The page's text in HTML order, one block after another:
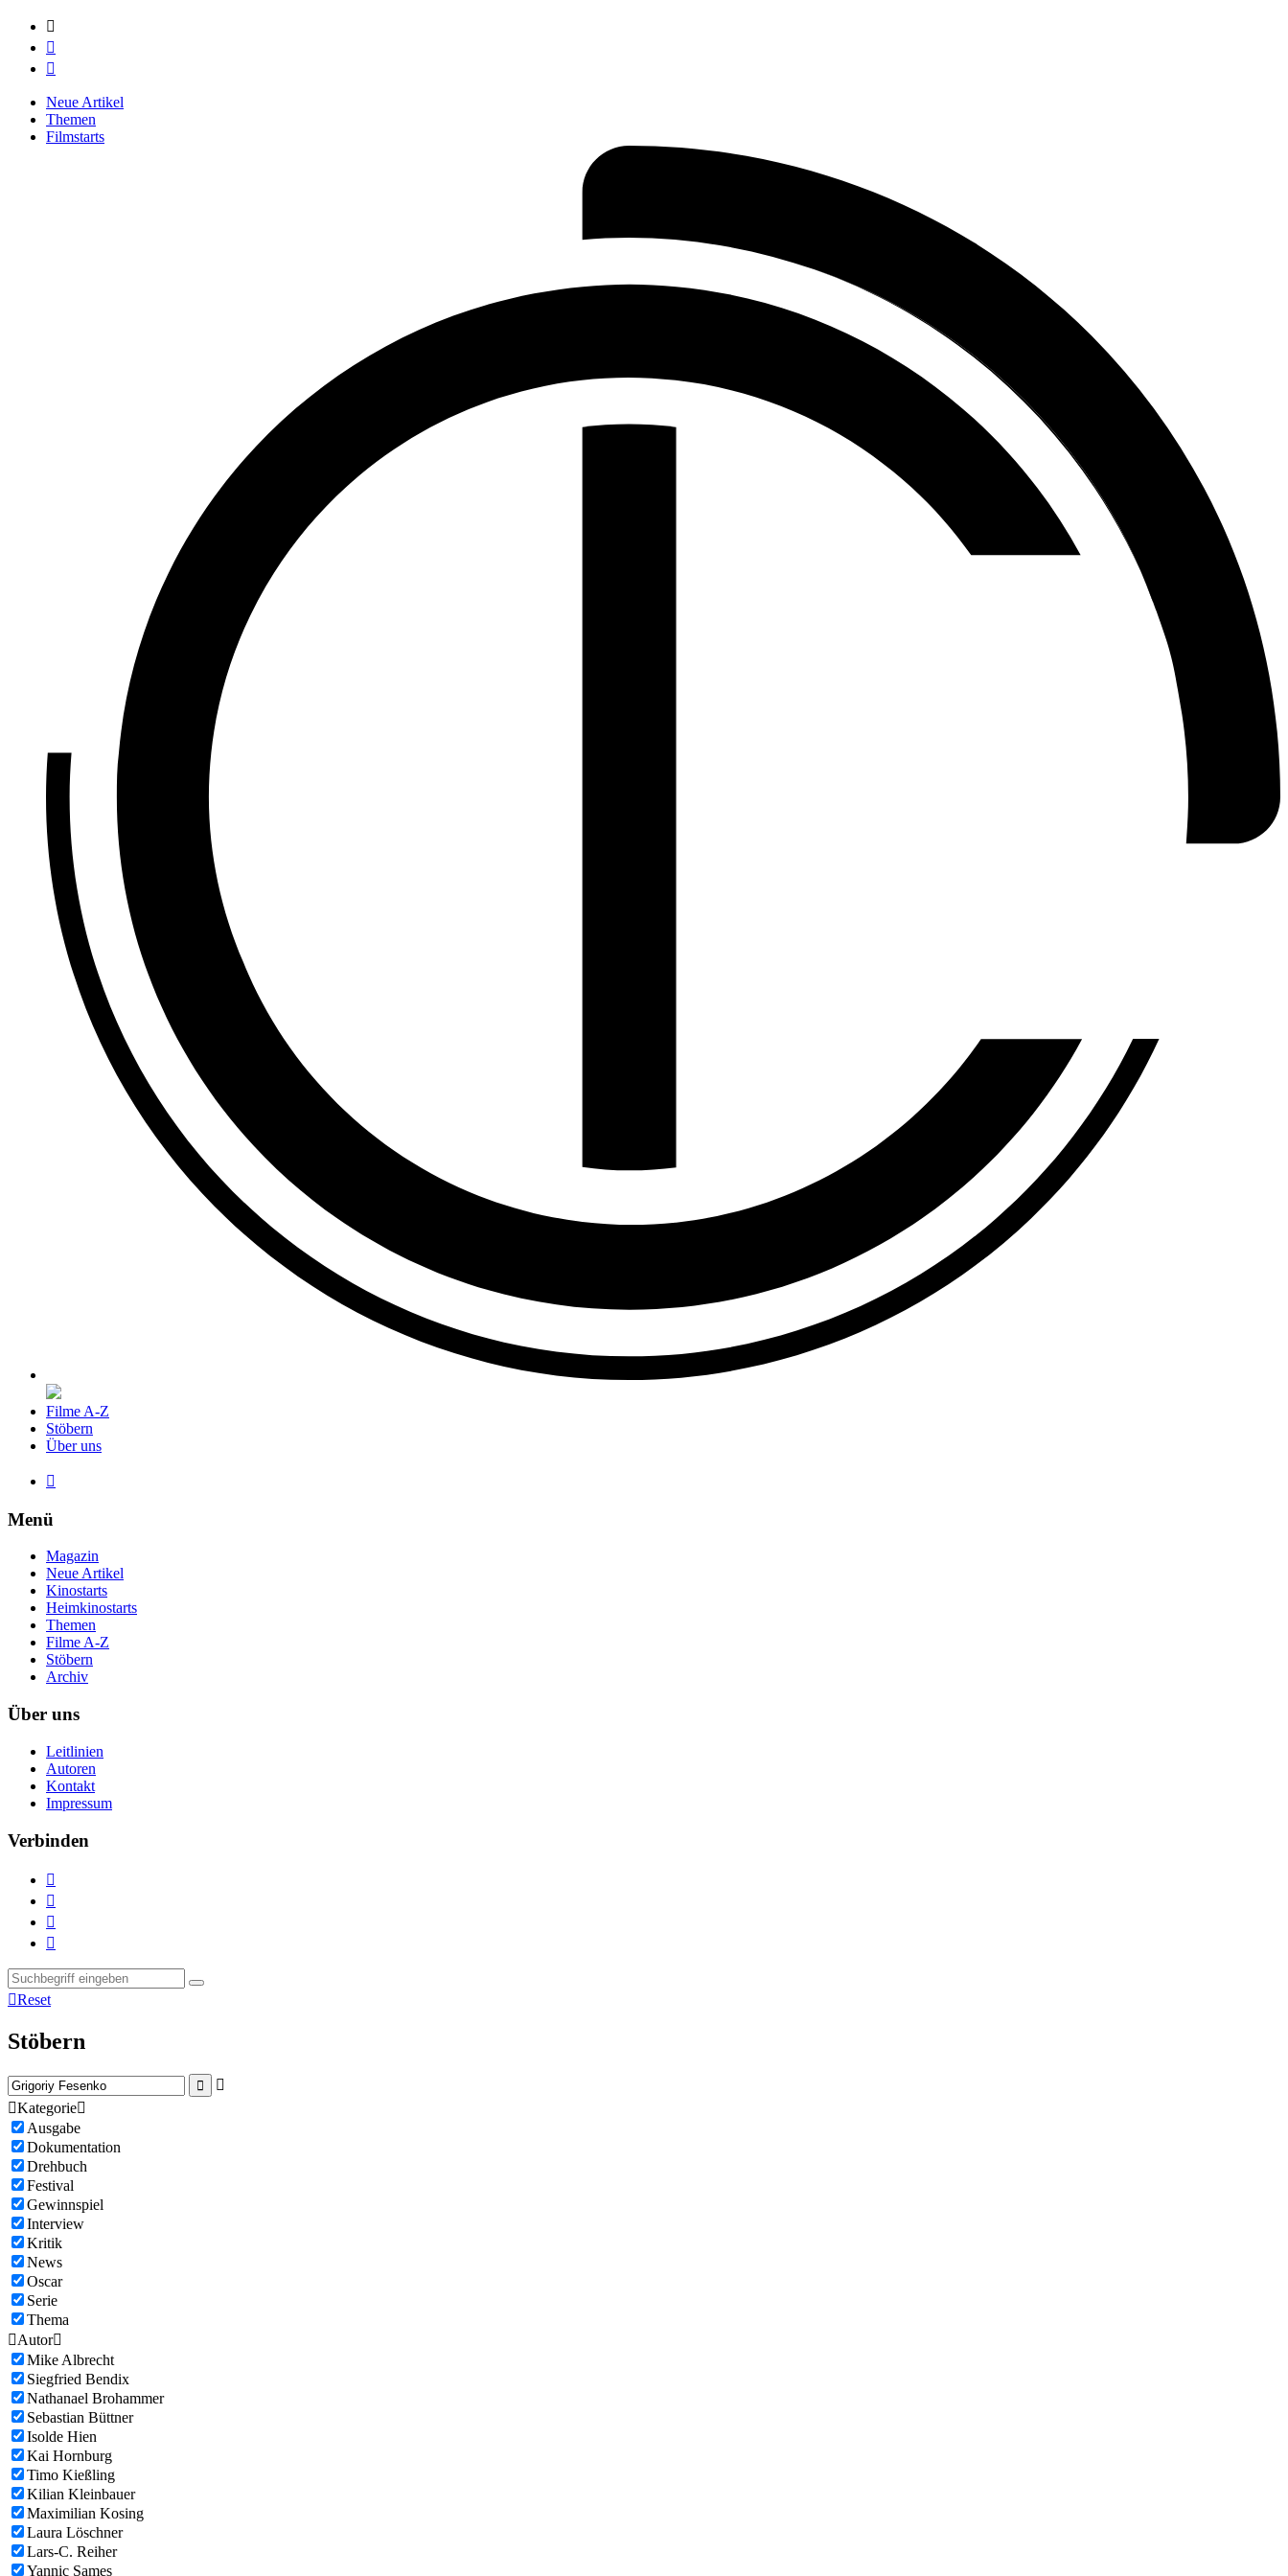



Neue Artikel
Themen
Filmstarts
Filme A-Z
Stöbern
Über uns

Menü
Magazin
Neue Artikel
Kinostarts
Heimkinostarts
Themen
Filme A-Z
Stöbern
Archiv
Über uns
Leitlinien
Autoren
Kontakt
Impressum
Verbinden




Reset
Stöbern


Kategorie
Ausgabe
Dokumentation
Drehbuch
Festival
Gewinnspiel
Interview
Kritik
News
Oscar
Serie
Thema
Autor
Mike Albrecht
Siegfried Bendix
Nathanael Brohammer
Sebastian Büttner
Isolde Hien
Kai Hornburg
Timo Kießling
Kilian Kleinbauer
Maximilian Kosing
Laura Löschner
Lars-C. Reiher
Yannic Sames